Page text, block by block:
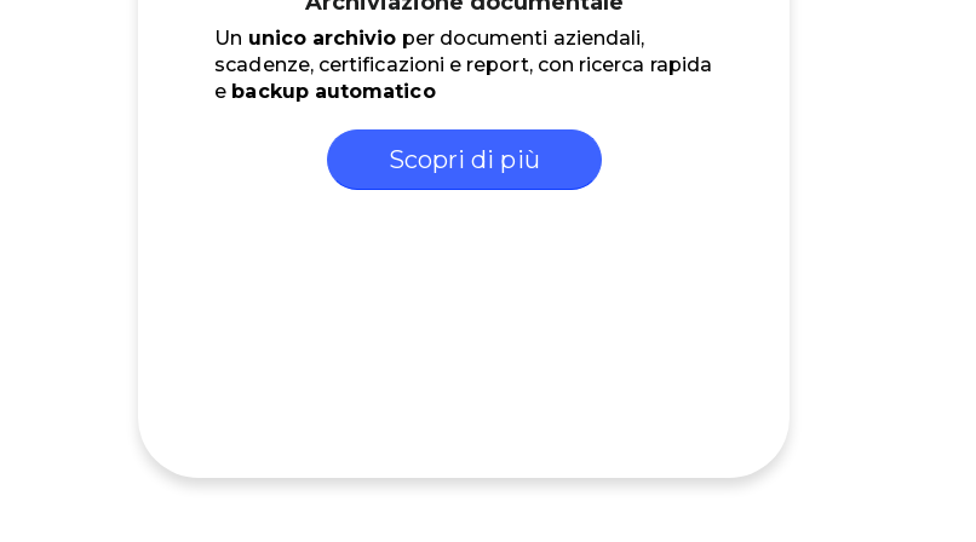
Un unico archivio per documenti aziendali,
scadenze, certificazioni e report, con ricerca rapida
e backup automatico
Scopri di più